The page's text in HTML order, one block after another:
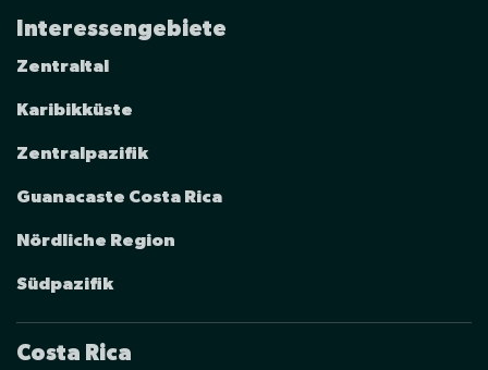
Interessengebiete
Zentraltal
Karibikküste
Zentralpazifik
Guanacaste Costa Rica
Nördliche Region
Südpazifik
Costa Rica